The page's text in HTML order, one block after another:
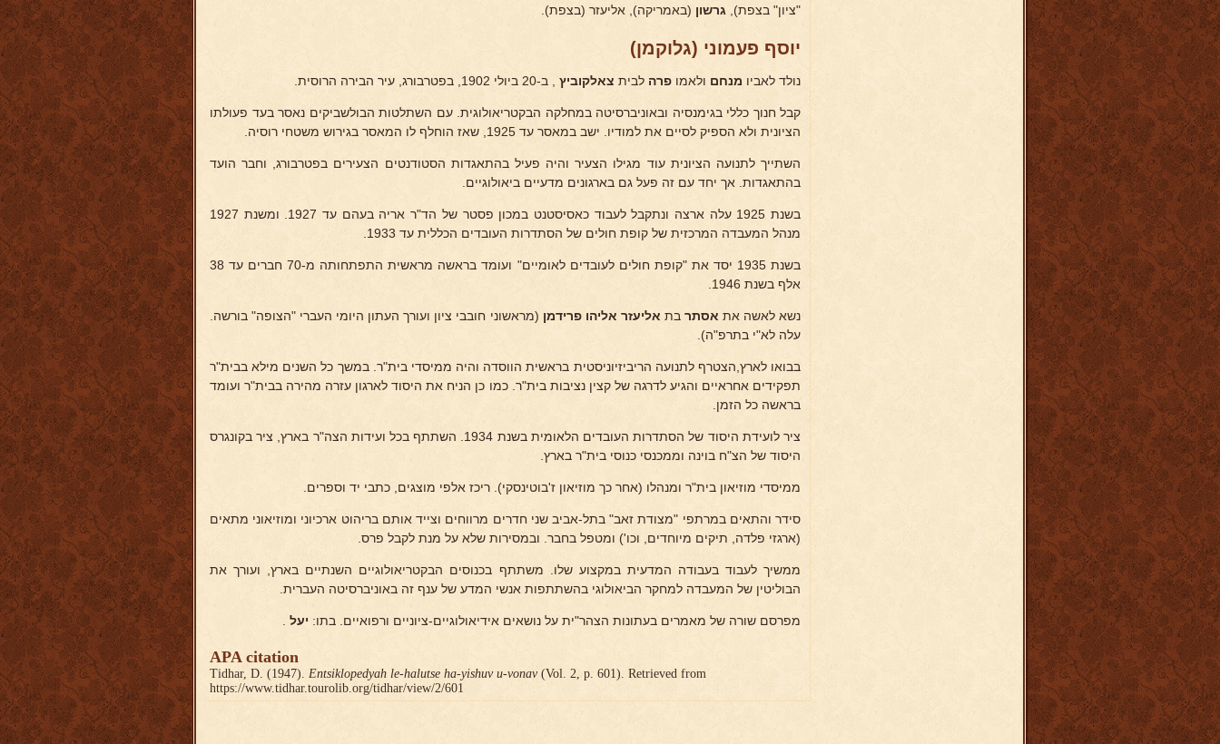
"ציון" בצפת), גרשון (באמריקה), אליעזר (בצפת).
יוסף פעמוני (גלוקמן)
נולד לאביו מנחם ולאמו פרה לבית צאלקוביץ , ב-20 ביולי 1902, בפטרבורג, עיר הבירה הרוסית.
קבל חנוך כללי בגימנסיה ובאוניברסיטה במחלקה הבקטריאולוגית. עם השתלטות הבולשביקים נאסר בעד פעולתו
הציונית ולא הספיק לסיים את למודיו. ישב במאסר עד 1925, שאז הוחלף לו המאסר בגירוש משטחי רוסיה.
השתייך לתנועה הציונית עוד מגילו הצעיר והיה פעיל בהתאגדות הסטודנטים הצעירים בפטרבורג, וחבר הועד
בהתאגדות. אך יחד עם זה פעל גם בארגונים מדעיים ביאולוגיים.
בשנת 1925 עלה ארצה ונתקבל לעבוד כאסיסטנט במכון פסטר של הד"ר אריה בעהם עד 1927. ומשנת 1927
מנהל המעבדה המרכזית של קופת חולים של הסתדרות העובדים הכללית עד 1933.
בשנת 1935 יסד את "קופת חולים לעובדים לאומיים" ועומד בראשה מראשית התפתחותה מ-70 חברים עד 38
אלף בשנת 1946.
נשא לאשה את אסתר בת אליעזר אליהו פרידמן (מראשוני חובבי ציון ועורך העתון היומי העברי "הצופה" בורשה.
עלה לא"י בתרפ"ה).
בבואו לארץ,הצטרף לתנועה הריביזיוניסטית בראשית הווסדה והיה ממיסדי בית"ר. במשך כל השנים מילא בבית"ר
תפקידים אחראיים והגיע לדרגה של קצין נציבות בית"ר. כמו כן הניח את היסוד לארגון עזרה מהירה בבית"ר ועומד
בראשה כל הזמן.
ציר לועידת היסוד של הסתדרות העובדים הלאומית בשנת 1934. השתתף בכל ועידות הצה"ר בארץ, ציר בקונגרס
היסוד של הצ"ח בוינה וממכנסי כנוסי בית"ר בארץ.
ממיסדי מוזיאון בית"ר ומנהלו (אחר כך מוזיאון ז'בוטינסקי). ריכז אלפי מוצגים, כתבי יד וספרים.
סידר והתאים במרתפי "מצודת זאב" בתל-אביב שני חדרים מרווחים וצייד אותם בריהוט ארכיוני ומוזיאוני מתאים
(ארגזי פלדה, תיקים מיוחדים, וכו') ומטפל בחבר. ובמסירות שלא על מנת לקבל פרס.
ממשיך לעבוד בעבודה המדעית במקצוע שלו. משתתף בכנוסים הבקטריאולוגיים השנתיים בארץ, ועורך את
הבוליטין של המעבדה למחקר הביאולוגי בהשתתפות אנשי המדע של ענף זה באוניברסיטה העברית.
מפרסם שורה של מאמרים בעתונות הצהר"ית על נושאים אידיאולוגיים-ציוניים ורפואיים. בתו: יעל
APA citation
Tidhar, D. (1947). Entsiklopedyah le-halutse ha-yishuv u-vonav(Vol. 2, p. 601). Retrieved from
https://www.tidhar.tourolib.org/tidhar/view/2/601